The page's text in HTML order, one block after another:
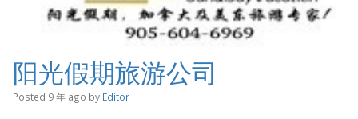
阳光假期旅游公司
Posted 9 年 ago by Editor